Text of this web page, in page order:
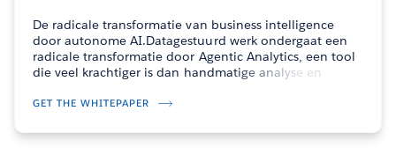
De radicale transformatie van business intelligence
door autonome AI.Datagestuurd werk ondergaat een
radicale transformatie door Agentic Analytics, een tool
die veel krachtiger is dan handmatige analyse en
bevordert. Ontdek hoe deze sterke combinatie…
GET THE WHITEPAPER